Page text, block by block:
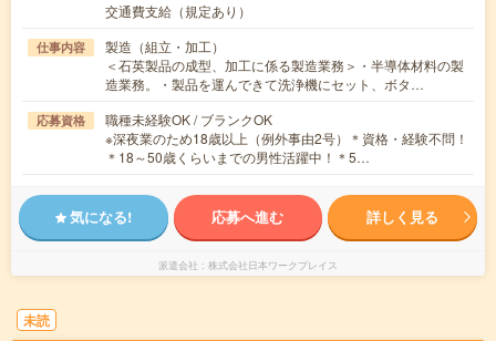
交通費支給（規定あり）
仕事内容
製造（組立・加工）
＜石英製品の成型、加工に係る製造業務＞・半導体材料の製
造業務。・製品を運んできて洗浄機にセット、ボタ…
応募資格
職種未経験OK / ブランクOK
※深夜業のため18歳以上（例外事由2号）＊資格・経験不問！
＊18～50歳くらいまでの男性活躍中！＊5…
気になる! 応募へ進む 詳しく見る
派遣会社 株式会社日本ワークプレイス
未読